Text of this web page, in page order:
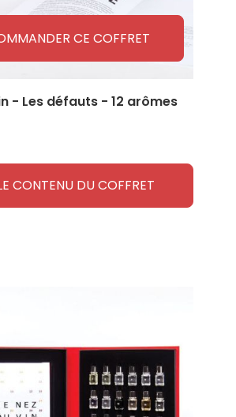
CE COFFRET
- Les défauts - 12 arômes
CONTENU DU COFFRET